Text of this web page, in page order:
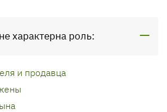
характерна роль:
и продавца